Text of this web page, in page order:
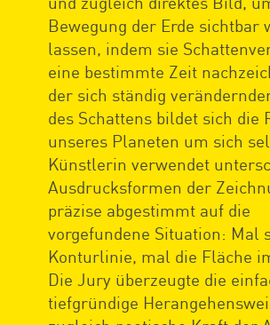
Bewegung der Erde sichtbar
lassen, indem sie
eine bestimmte Zeit
der sich ständig
des Schattens bildet sich die
unseres Planeten um sich
Künstlerin verwendet
Ausdrucksformen der
präzise abgestimmt auf die
vorgefundene Situation: Mal
Konturlinie, mal die Fläche
Die Jury überzeugte die
tiefgründige